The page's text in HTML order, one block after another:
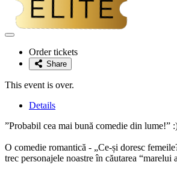
Adaugă
favoriteOrder tickets
Share
This event is over.
Details
”Probabil cea mai bună comedie din lume!”
O comedie romantică - „Ce-și doresc
trec personajele noastre în căutarea “marelui